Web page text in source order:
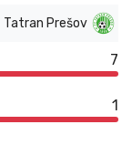
Tatran Prešov
7
1